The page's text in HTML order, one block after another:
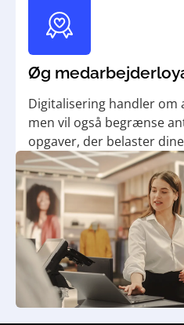
Øg
Digitalisering handler om
men vil også begrænse
opgaver, der belaster
arbejdsliv.